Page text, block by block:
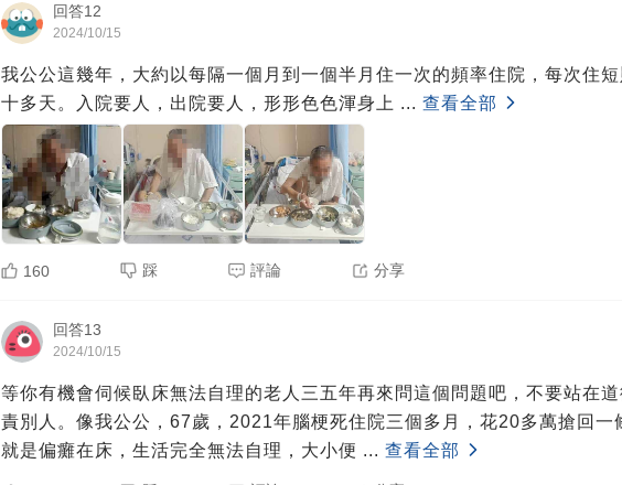
回答12
2024/10/15
我公公這幾年，大約以每隔一個月到一個半月住一次的頻率住院，每次住
十多天。入院要人，出院要人，形形色色渾身上 ... 查看全部
160 踩 評論 分享
回答13
2024/10/15
等你有機會伺候臥床無法自理的老人三五年再來問這個問題吧，不要站在
責別人。像我公公，67歲，2021年腦梗死住院三個多月，花20多萬搶回一
就是偏癱在床，生活完全無法自理，大小便 ... 查看全部